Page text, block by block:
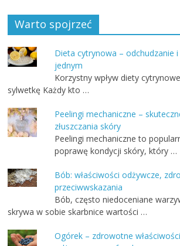
Warto spojrzeć
Dieta cytrynowa – odchudzanie
jednym
Korzystny wpływ diety
sylwetkę Każdy kto …
Peelingi mechaniczne –
złuszczania skóry
Peelingi mechaniczne to
poprawę kondycji skóry, który …
Bób: właściwości odżywcze,
przeciwwskazania
Bób, często niedoceniane
skrywa w sobie skarbnice wartości …
Ogórek – zdrowotne